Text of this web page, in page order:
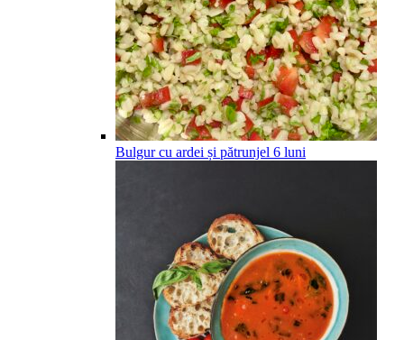
Bulgur cu ardei și pătrunjel 6 luni